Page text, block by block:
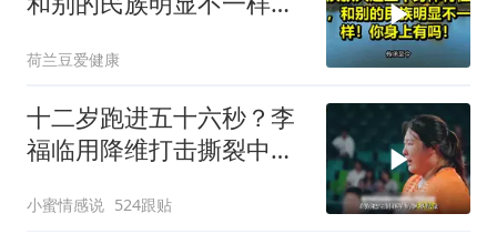
荷兰豆爱健康
十二岁跑进五十六秒？李
福临用降维打击撕裂中国
小蜜情感说 524跟贴